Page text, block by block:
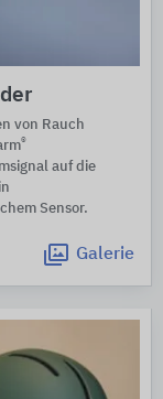
von Rauch
®
auf die
Sensor.
Galerie